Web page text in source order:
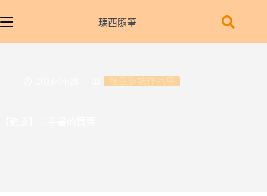
至
瑪西隨筆